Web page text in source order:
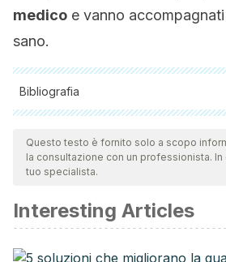
medico e vanno
sano.
Bibliografia
Tutte le fonti citate sono state
team per garantirne la qualità,
validità. La bibliografia di questo
Patel, V. R., Dumancas, G. G.,
& Subong, B. J. J. (2016). Castor
optimization of processing
Questo testo è fornito solo a scopo
la consultazione con un professionista.
tuo specialista.
Interesting Articles